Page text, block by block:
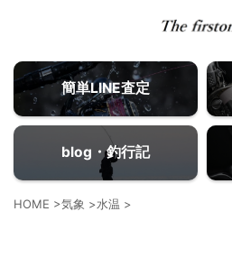
簡単LINE査定
blog・釣行記
HOME >気象 >水温 >